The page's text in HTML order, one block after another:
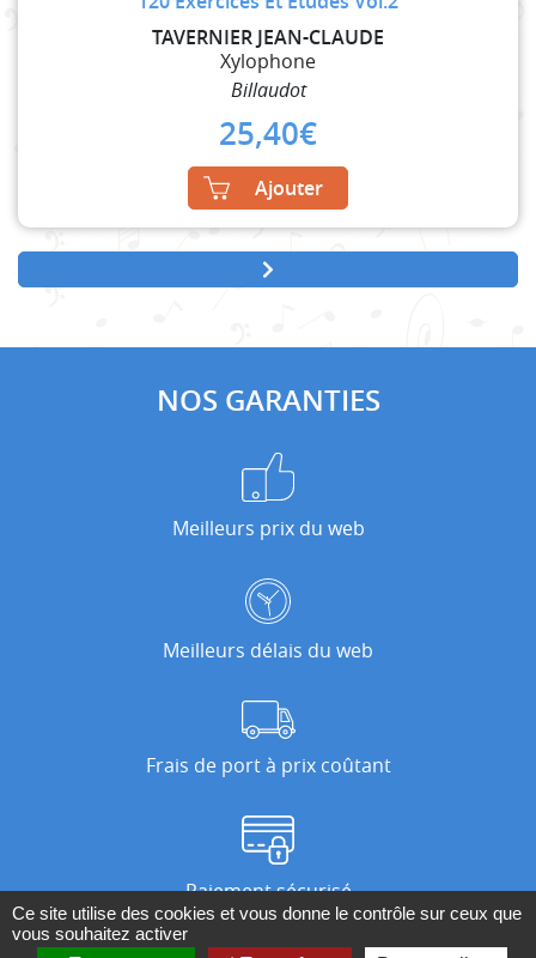
TAVERNIER JEAN-CLAUDE
Xylophone
Billaudot
25,40€
Ajouter
NOS GARANTIES
Meilleurs prix du web
Meilleurs délais du web
Frais de port à prix coûtant
Paiement sécurisé
Ce site utilise des cookies et vous donne le contrôle sur ceux que
vous souhaitez activer